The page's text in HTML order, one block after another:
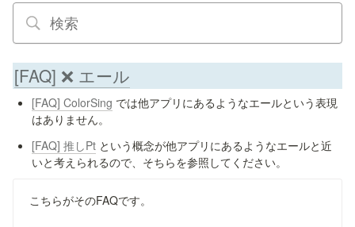
[FAQ] ❌ エール
[FAQ] ColorSing では他アプリにあるようなエールという表現
はありません。
[FAQ] 推しPt という概念が他アプリにあるようなエールと近
いと考えられるので、そちらを参照してください。
こちらがそのFAQです。